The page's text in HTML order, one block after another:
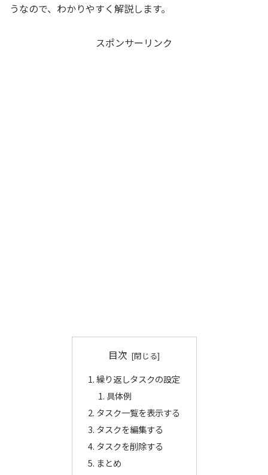
うなので、わかりやすく解説します。
スポンサーリンク
目次
繰り返しタスクの設定
具体例
タスク一覧を表示する
タスクを編集する
タスクを削除する
まとめ